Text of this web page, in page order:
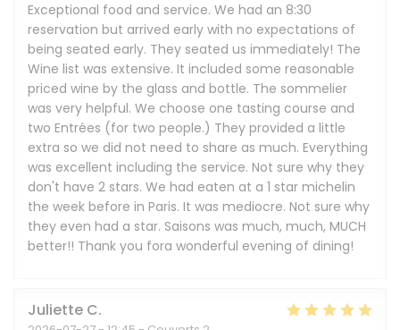
Exceptional food and service. We had an 8:30
reservation but arrived early with no expectations of
being seated early. They seated us immediately! The
Wine list was extensive. It included some reasonable
priced wine by the glass and bottle. The sommelier
was very helpful. We choose one tasting course and
two Entrées (for two people.) They provided a little
extra so we did not need to share as much. Everything
was excellent including the service. Not sure why they
don't have 2 stars. We had eaten at a 1 star michelin
the week before in Paris. It was mediocre. Not sure why
they even had a star. Saisons was much, much, MUCH
better!! Thank you fora wonderful evening of dining!
Juliette C